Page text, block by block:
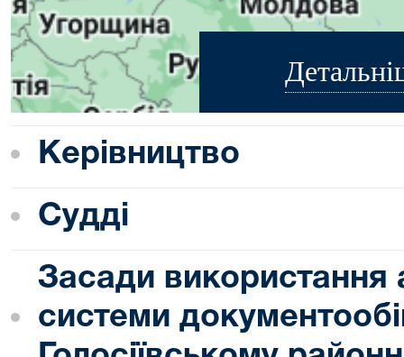
Керівництво
Судді
Засади використання
системи